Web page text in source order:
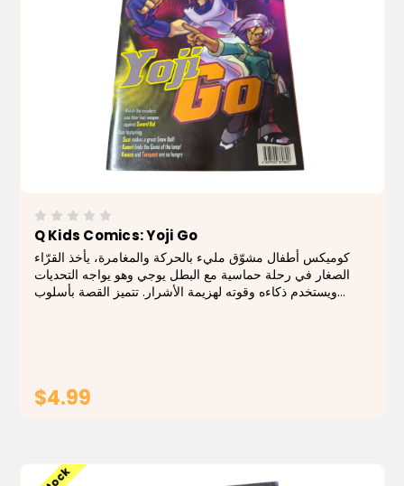
Q Kids Comics: Yoji Go
كوميكس أطفال مشوّق مليء بالحركة والمغامرة، يأخذ القرّاء
الصغار في رحلة حماسية مع البطل يوجي وهو يواجه التحديات
ويستخدم ذكاءه وقوته لهزيمة الأشرار. تتميز القصة بأسلوب
$4.99